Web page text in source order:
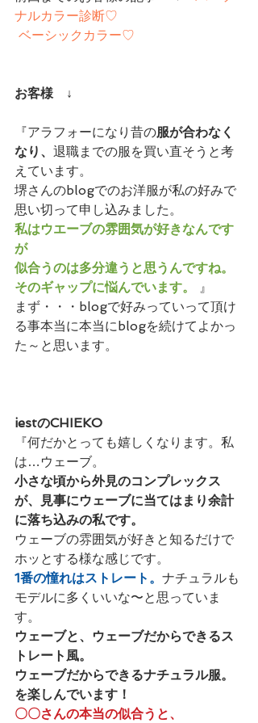
ナルカラー診断♡
ベーシックカラー♡
お客様　↓
『アラフォーになり昔の服が合わなく
なり、 退職までの服を買い直そうと考
えています。
堺さんのblogでのお洋服が私の好みで
思い切って申し込みました。
私はウエーブの雰囲気が好きなんです
が
似合うのは多分違うと思うんですね。
そのギャップに悩んでいます。
』
まず・・・blogで好みっていって頂け
る事本当に本当にblogを続けてよかっ
た～と思います。
iestのCHIEKO
『何だかとっても嬉しくなります。私
は…ウェーブ。
小さな頃から外見のコンプレックス
が、見事にウェーブに当てはまり余計
に落ち込みの私です。
ウェーブの雰囲気が好きと知るだけで
ホッとする様な感じです。
1番の憧れはストレート。 ナチュラルも
モデルに多くいいな〜と思っていま
す。
ウェーブと、ウェーブだからできるス
トレート風。
ウェーブだからできるナチュラル服。
を楽しんでいます！
〇〇さんの本当の似合うと、